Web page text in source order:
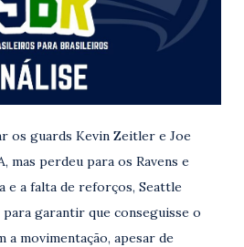
os guards Kevin Zeitler e Joe
mas perdeu para os Ravens e
e a falta de reforços, Seattle
garantir que conseguisse o
a movimentação, apesar de